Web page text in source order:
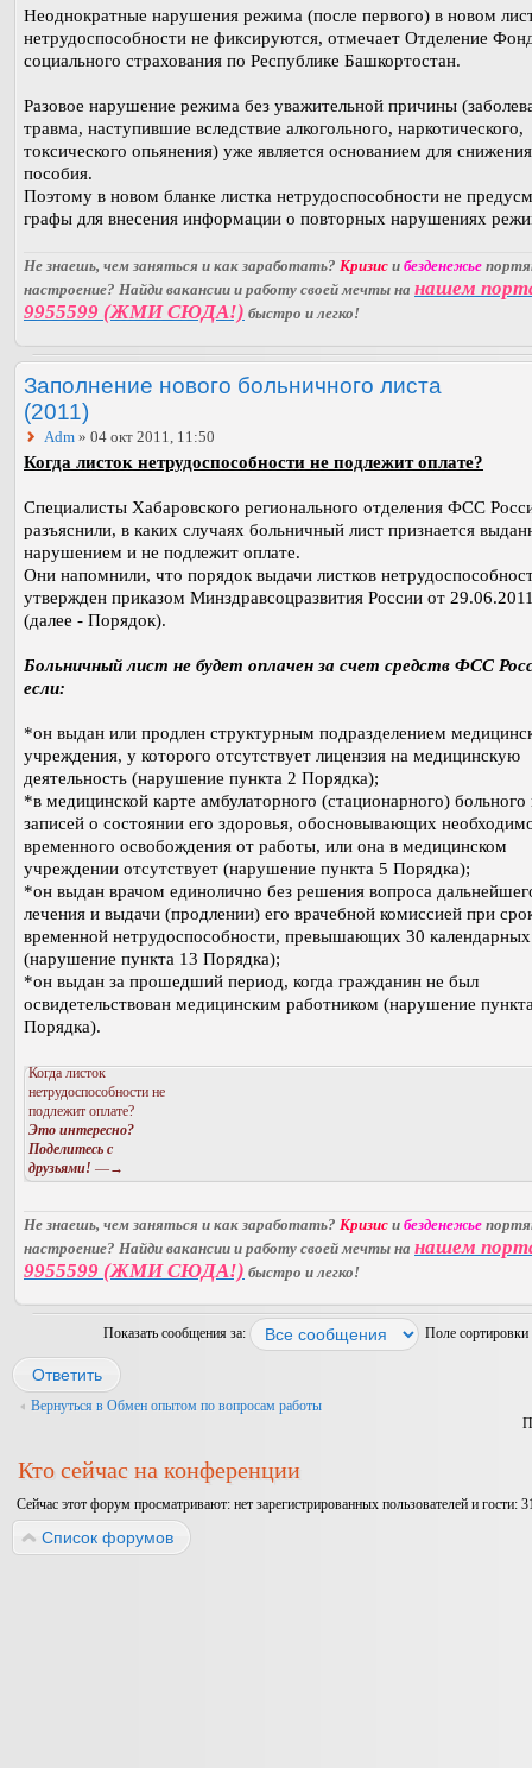
Неоднократные нарушения режима (после первого) в новом
нетрудоспособности не фиксируются, отмечает Отделение
социального страхования по Республике Башкортостан.
Разовое нарушение режима без уважительной причины
травма, наступившие вследствие алкогольного, наркотического,
токсического опьянения) уже является основанием для
пособия.
Поэтому в новом бланке листка нетрудоспособности не
графы для внесения информации о повторных нарушениях
Не знаешь, чем заняться и как заработать? Кризис и безденежье
настроение? Найди вакансии и работу своей мечты на нашем
9955599 (ЖМИ СЮДА!) быстро и легко!
Заполнение нового больничного листа
(2011)
Adm » 04 окт 2011, 11:50
Когда листок нетрудоспособности не подлежит оплате?
Специалисты Хабаровского регионального отделения ФСС
разъяснили, в каких случаях больничный лист признается
нарушением и не подлежит оплате.
Они напомнили, что порядок выдачи листков
утвержден приказом Минздравсоцразвития России от
(далее - Порядок).
Больничный лист не будет оплачен за счет средств ФСС
если:
*он выдан или продлен структурным подразделением
учреждения, у которого отсутствует лицензия на медицинскую
деятельность (нарушение пункта 2 Порядка);
*в медицинской карте амбулаторного (стационарного) больного
записей о состоянии его здоровья, обосновывающих
временного освобождения от работы, или она в медицинском
учреждении отсутствует (нарушение пункта 5 Порядка);
*он выдан врачом единолично без решения вопроса
лечения и выдачи (продлении) его врачебной комиссией при
временной нетрудоспособности, превышающих 30
(нарушение пункта 13 Порядка);
*он выдан за прошедший период, когда гражданин не был
освидетельствован медицинским работником (нарушение
Порядка).
Когда листок
нетрудоспособности не
подлежит оплате?
Это интересно?
Поделитесь с
друзьями! —→
Не знаешь, чем заняться и как заработать? Кризис и безденежье
настроение? Найди вакансии и работу своей мечты на нашем
9955599 (ЖМИ СЮДА!) быстро и легко!
Показать сообщения за: Поле сортировки
Ответить
Вернуться в Обмен опытом по вопросам работы
Кто сейчас на конференции
Сейчас этот форум просматривают: нет зарегистрированных пользователей и гости:
Список форумов